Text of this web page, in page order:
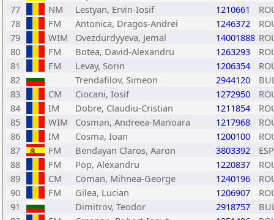
77
NM Lestyan, Ervin-Iosif 1210661
78
FM Antonica, Dragos-Andrei 1246372
79
WIM Ovezdurdyyeva, Jemal 14001888
80
FM Botea, David-Alexandru 1263293
81
FM Levay, Sorin 1206354
82
Trendafilov, Simeon 2944120
83
CM Ciocani, Iosif 1272950
84
IM Dobre, Claudiu-Cristian 1211854
85
WIM Cosman, Andreea-Marioara 1217968
86
IM Cosma, Ioan 1200100
87
FM Bendayan Claros, Aaron 3803392
ESP
88
FM Pop, Alexandru 1220837
89
CM Coman, Mihnea-George 1240196
90
FM Gilea, Lucian 1206907
91
Dimitrov, Teodor 2918757